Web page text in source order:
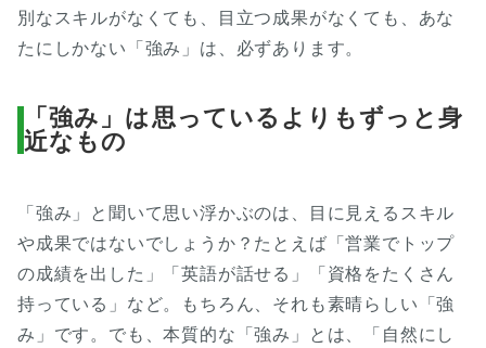
別なスキルがなくても、目立つ成果がなくても、あな
たにしかない「強み」は、必ずあります。
「強み」は思っているよりもずっと身
近なもの
「強み」と聞いて思い浮かぶのは、目に見えるスキル
や成果ではないでしょうか？たとえば「営業でトップ
の成績を出した」「英語が話せる」「資格をたくさん
持っている」など。もちろん、それも素晴らしい「強
み」です。でも、本質的な「強み」とは、「自然にし